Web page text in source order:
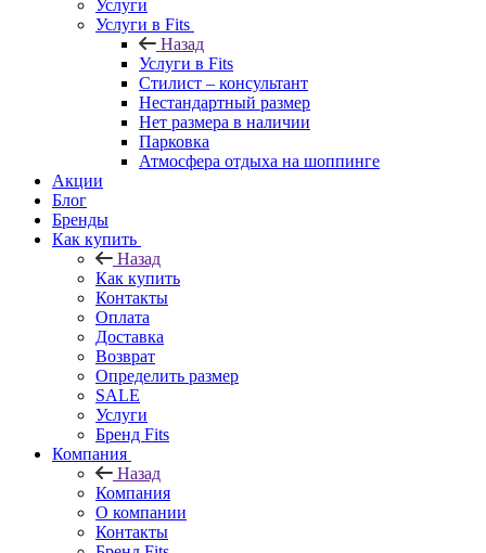
Услуги
Услуги в Fits
Назад
Услуги в Fits
Стилист – консультант
Нестандартный размер
Нет размера в наличии
Парковка
Атмосфера отдыха на шоппинге
Акции
Блог
Бренды
Как купить
Назад
Как купить
Контакты
Оплата
Доставка
Возврат
Определить размер
SALE
Услуги
Бренд Fits
Компания
Назад
Компания
О компании
Контакты